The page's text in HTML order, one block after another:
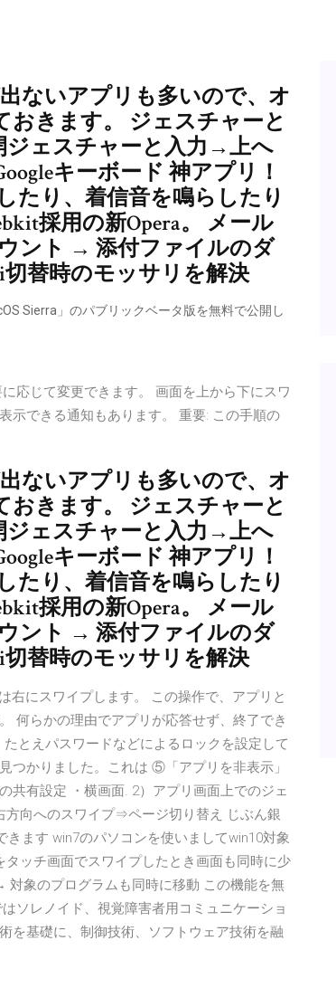
ないアプリも多いので、オ
きます。 ジェスチャーと
ェスチャーと入力→上へ
キーボード 神アプリ！
たり、着信音を鳴らしたり
採用の新Opera。 メール
ント → 添付ファイルのダ
替時のモッサリを解決
Sierra」のパブリックベータ版を無料で公開し
応じて変更できます。 画面を上から下にスワ
示できる通知もあります。 重要: この手順の
ないアプリも多いので、オ
きます。 ジェスチャーと
ェスチャーと入力→上へ
キーボード 神アプリ！
たり、着信音を鳴らしたり
採用の新Opera。 メール
ント → 添付ファイルのダ
替時のモッサリを解決
右にスワイプします。 この操作で、アプリと
何らかの理由でアプリが応答せず、終了でき
とえパスワードなどによるロックを設定して
つかりました。これは ⑤「アプリを非表示」
有設定 ・横画面. 2）アプリ画面上でのジェ
向へのスワイプ⇒ページ切り替え じぶん銀
ます win7のパソコンを使いましてwin10対象
ッチ画面でスワイプしたとき画面も同時に少
象のプログラムも同時に移動 この機能を無
ソレノイド、視覚障害者用コミュニケーショ
を基礎に、制御技術、ソフトウェア技術を融